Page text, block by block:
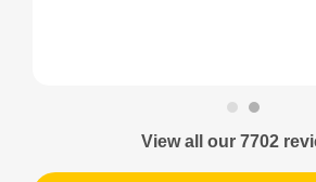
View all our 7702